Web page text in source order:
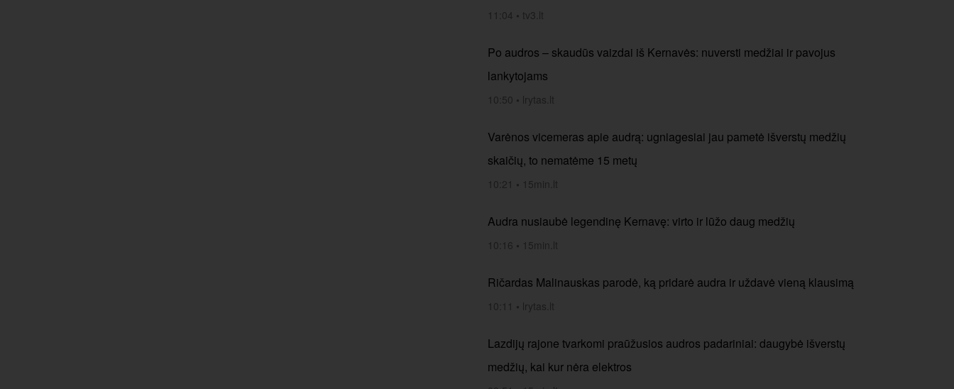
11:04 • tv3.lt
Po audros – skaudūs vaizdai iš Kernavės: nuversti medžiai ir pavojus
lankytojams
10:50 • lrytas.lt
Varėnos vicemeras apie audrą: ugniagesiai jau pametė išverstų medžių
skaičių, to nematėme 15 metų
10:21 • 15min.lt
Audra nusiaubė legendinę Kernavę: virto ir lūžo daug medžių
10:16 • 15min.lt
Ričardas Malinauskas parodė, ką pridarė audra ir uždavė vieną klausimą
10:11 • lrytas.lt
Lazdijų rajone tvarkomi praūžusios audros padariniai: daugybė išverstų
medžių, kai kur nėra elektros